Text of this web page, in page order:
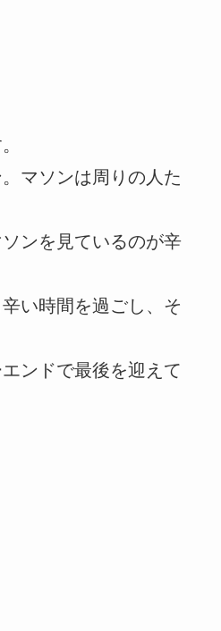
マソンは周りの人た
ンを見ているのが辛
い時間を過ごし、そ
ンドで最後を迎えて